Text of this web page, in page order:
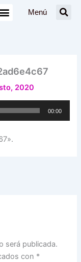
Menú
2020
00:00
será publicada.
con *